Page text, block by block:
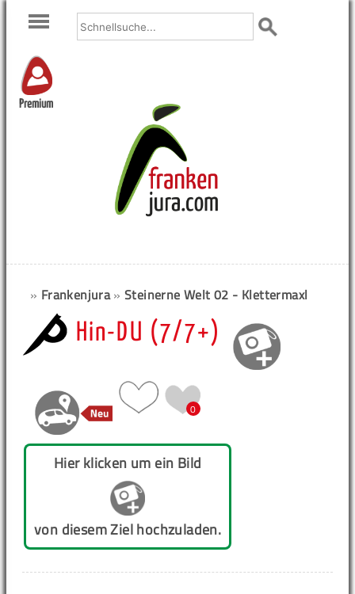
Premium
» Frankenjura»Steinerne Welt 02 - Klettermaxl
Hin-DU (7/7+)
0
Hier klicken um ein Bild
von diesem Ziel hochzuladen.